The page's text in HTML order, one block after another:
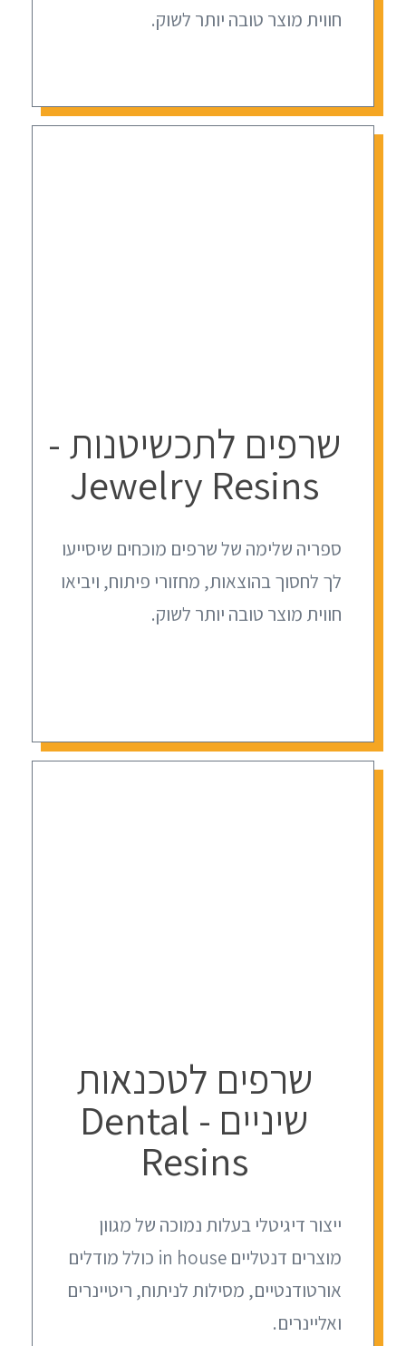
חווית מוצר טובה יותר לשוק.
שרפים לתכשיטנות -
Jewelry Resins
ספריה שלימה של שרפים מוכחים שיסייעו
לך לחסוך בהוצאות, מחזורי פיתוח, ויביאו
חווית מוצר טובה יותר לשוק.
שרפים לטכנאות
שיניים - Dental
Resins
ייצור דיגיטלי בעלות נמוכה של מגוון
מוצרים דנטליים in house כולל מודלים
אורטודנטיים, מסילות לניתוח, ריטיינרים
ואליינרים.